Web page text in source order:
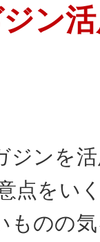
ン
ジンを
点をい
ものの